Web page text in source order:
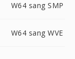
W64 sang SMP
W64 sang WVE